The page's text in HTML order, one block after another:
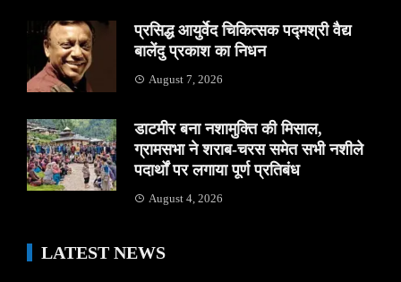
प्रसिद्ध आयुर्वेद चिकित्सक पद्मश्री वैद्य
बालेंदु प्रकाश का निधन
August 7, 2026
डाटमीर बना नशामुक्ति की मिसाल,
ग्रामसभा ने शराब-चरस समेत सभी नशीले
पदार्थों पर लगाया पूर्ण प्रतिबंध
August 4, 2026
LATEST NEWS